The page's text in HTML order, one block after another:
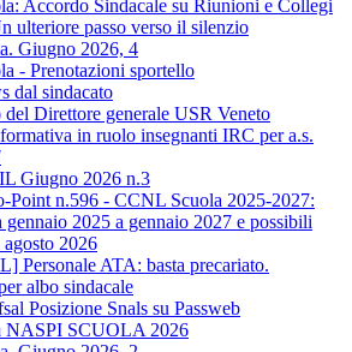
Accordo Sindacale su Riunioni e Collegi
ulteriore passo verso il silenzio
Giugno 2026, 4
- Prenotazioni sportello
dal sindacato
del Direttore generale USR Veneto
in ruolo insegnanti IRC per a.s.
Giugno 2026 n.3
Point n.596 - CCNL Scuola 2025-2027:
gennaio 2025 a gennaio 2027 e possibili
agosto 2026
Personale ATA: basta precariato.
albo sindacale
Posizione Snals su Passweb
NASPI SCUOLA 2026